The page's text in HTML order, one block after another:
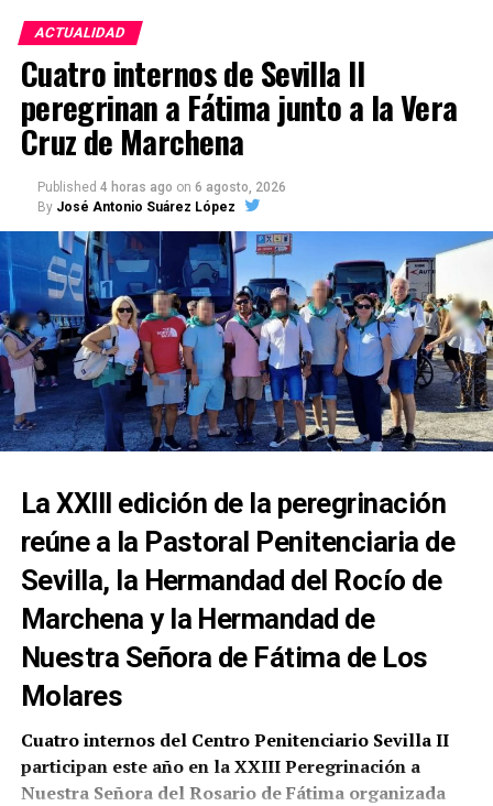
ACTUALIDAD
Cuatro internos de Sevilla II
peregrinan a Fátima junto a la Vera
Cruz de Marchena
Published 4 horas ago on 6 agosto, 2026
By José Antonio Suárez López
La XXIII edición de la peregrinación
reúne a la Pastoral Penitenciaria de
Sevilla, la Hermandad del Rocío de
Marchena y la Hermandad de
Nuestra Señora de Fátima de Los
Molares
Cuatro internos del Centro Penitenciario Sevilla II
participan este año en la XXIII Peregrinación a
Nuestra Señora del Rosario de Fátima organizada